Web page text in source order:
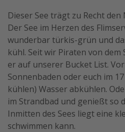
Dieser See trägt zu Recht
Der See im Herzen des
wunderbar türkis-grün und
kühl. Seit wir Piraten von
er auf unserer Bucket List.
Sonnenbaden oder euch im
kühlen) Wasser abkühlen.
im Strandbad und genießt so
Inmitten des Sees liegt eine
schwimmen kann.